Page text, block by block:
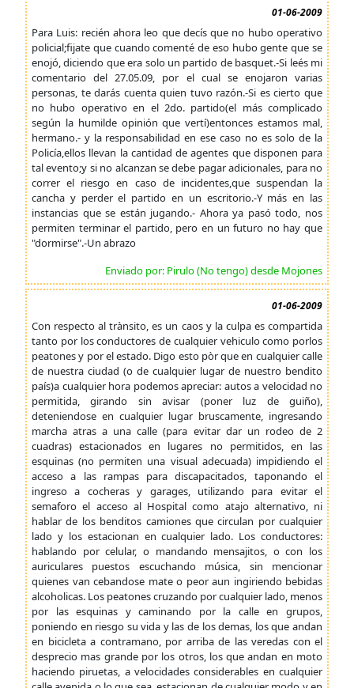
01-06-2009
Para Luis: recién ahora leo que decís que no hubo operativo
policial;fijate que cuando comenté de eso hubo gente que se
enojó, diciendo que era solo un partido de basquet.-Si leés mi
comentario del 27.05.09, por el cual se enojaron varias
personas, te darás cuenta quien tuvo razón.-Si es cierto que
no hubo operativo en el 2do. partido(el más complicado
según la humilde opinión que vertí)entonces estamos mal,
hermano.- y la responsabilidad en ese caso no es solo de la
Policía,ellos llevan la cantidad de agentes que disponen para
tal evento;y si no alcanzan se debe pagar adicionales, para no
correr el riesgo en caso de incidentes,que suspendan la
cancha y perder el partido en un escritorio.-Y más en las
instancias que se están jugando.- Ahora ya pasó todo, nos
permiten terminar el partido, pero en un futuro no hay que
"dormirse".-Un abrazo
Enviado por: Pirulo (No tengo) desde Mojones
01-06-2009
Con respecto al trànsito, es un caos y la culpa es compartida
tanto por los conductores de cualquier vehiculo como porlos
peatones y por el estado. Digo esto pòr que en cualquier calle
de nuestra ciudad (o de cualquier lugar de nuestro bendito
país)a cualquier hora podemos apreciar: autos a velocidad no
permitida, girando sin avisar (poner luz de guiño),
deteniendose en cualquier lugar bruscamente, ingresando
marcha atras a una calle (para evitar dar un rodeo de 2
cuadras) estacionados en lugares no permitidos, en las
esquinas (no permiten una visual adecuada) impidiendo el
acceso a las rampas para discapacitados, taponando el
ingreso a cocheras y garages, utilizando para evitar el
semaforo el acceso al Hospital como atajo alternativo, ni
hablar de los benditos camiones que circulan por cualquier
lado y los estacionan en cualquier lado. Los conductores:
hablando por celular, o mandando mensajitos, o con los
auriculares puestos escuchando música, sin mencionar
quienes van cebandose mate o peor aun ingiriendo bebidas
alcoholicas. Los peatones cruzando por cualquier lado, menos
por las esquinas y caminando por la calle en grupos,
poniendo en riesgo su vida y las de los demas, los que andan
en bicicleta a contramano, por arriba de las veredas con el
desprecio mas grande por los otros, los que andan en moto
haciendo piruetas, a velocidades considerables en cualquier